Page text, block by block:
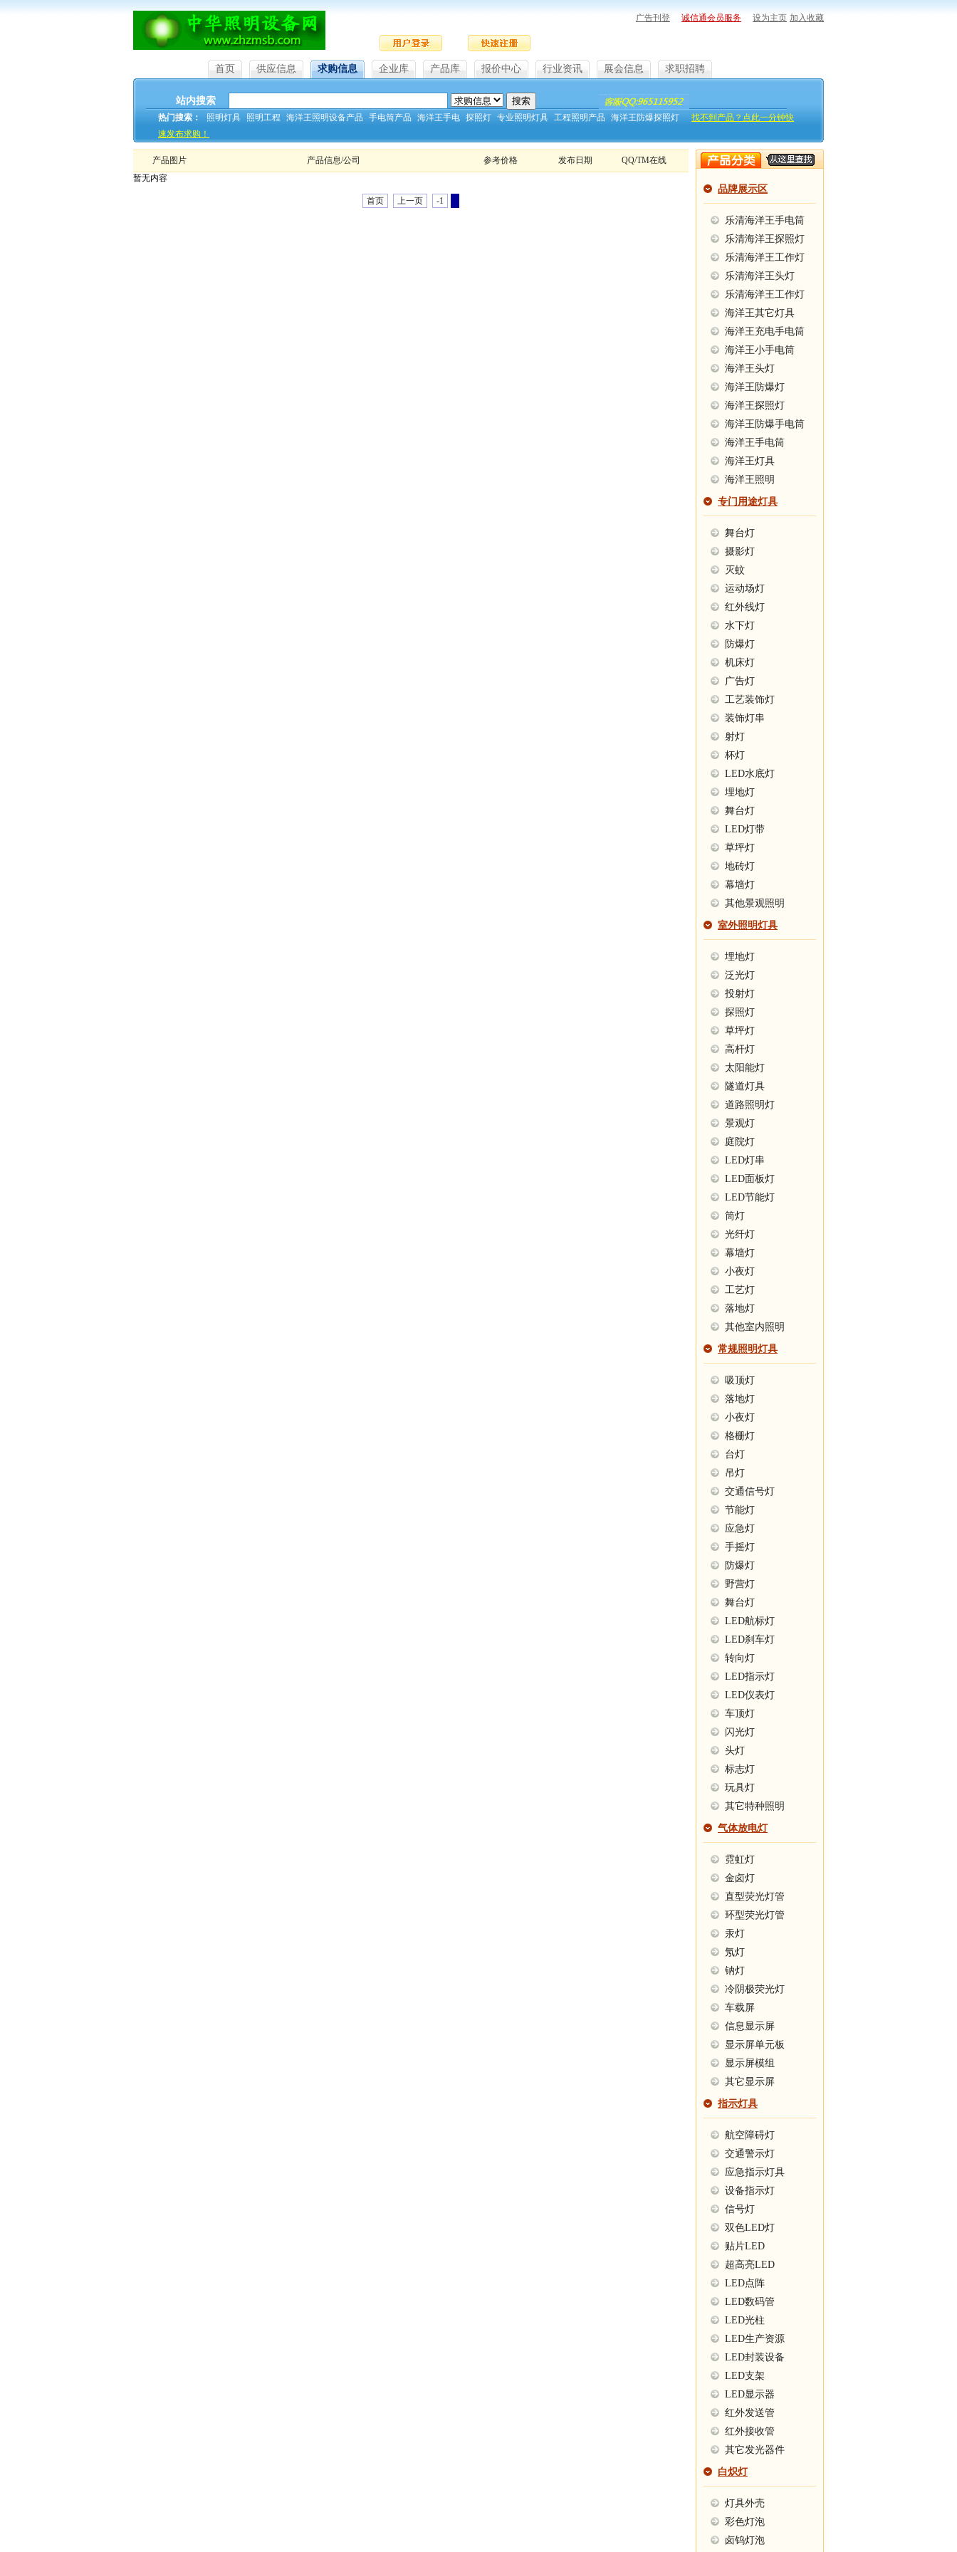
广告刊登 诚信通会员服务 设为主页 加入收藏
首页 供应信息 求购信息 企业库 产品库 报价中心 行业资讯 展会信息 求职招聘
站内搜索
热门搜索： 照明灯具 照明工程 海洋王照明设备产品 手电筒产品 海洋王手电 探照灯 专业照明灯具 工程照明产品 海洋王防爆探照灯
找不到产品？点此一分钟快
速发布求购！
产品图片 产品信息/公司 参考价格 发布日期
QQ/TM在线
暂无内容
首页 上一页 -1
品牌展示区
乐清海洋王手电筒
乐清海洋王探照灯
乐清海洋王工作灯
乐清海洋王头灯
乐清海洋王工作灯
海洋王其它灯具
海洋王充电手电筒
海洋王小手电筒
海洋王头灯
海洋王防爆灯
海洋王探照灯
海洋王防爆手电筒
海洋王手电筒
海洋王灯具
海洋王照明
专门用途灯具
舞台灯
摄影灯
灭蚊
运动场灯
红外线灯
水下灯
防爆灯
机床灯
广告灯
工艺装饰灯
装饰灯串
射灯
杯灯
LED水底灯
埋地灯
舞台灯
LED灯带
草坪灯
地砖灯
幕墙灯
其他景观照明
室外照明灯具
埋地灯
泛光灯
投射灯
探照灯
草坪灯
高杆灯
太阳能灯
隧道灯具
道路照明灯
景观灯
庭院灯
LED灯串
LED面板灯
LED节能灯
筒灯
光纤灯
幕墙灯
小夜灯
工艺灯
落地灯
其他室内照明
常规照明灯具
吸顶灯
落地灯
小夜灯
格栅灯
台灯
吊灯
交通信号灯
节能灯
应急灯
手摇灯
防爆灯
野营灯
舞台灯
LED航标灯
LED刹车灯
转向灯
LED指示灯
LED仪表灯
车顶灯
闪光灯
头灯
标志灯
玩具灯
其它特种照明
气体放电灯
霓虹灯
金卤灯
直型荧光灯管
环型荧光灯管
汞灯
氖灯
钠灯
冷阴极荧光灯
车载屏
信息显示屏
显示屏单元板
显示屏模组
其它显示屏
指示灯具
航空障碍灯
交通警示灯
应急指示灯具
设备指示灯
信号灯
双色LED灯
贴片LED
超高亮LED
LED点阵
LED数码管
LED光柱
LED生产资源
LED封装设备
LED支架
LED显示器
红外发送管
红外接收管
其它发光器件
白炽灯
灯具外壳
彩色灯泡
卤钨灯泡